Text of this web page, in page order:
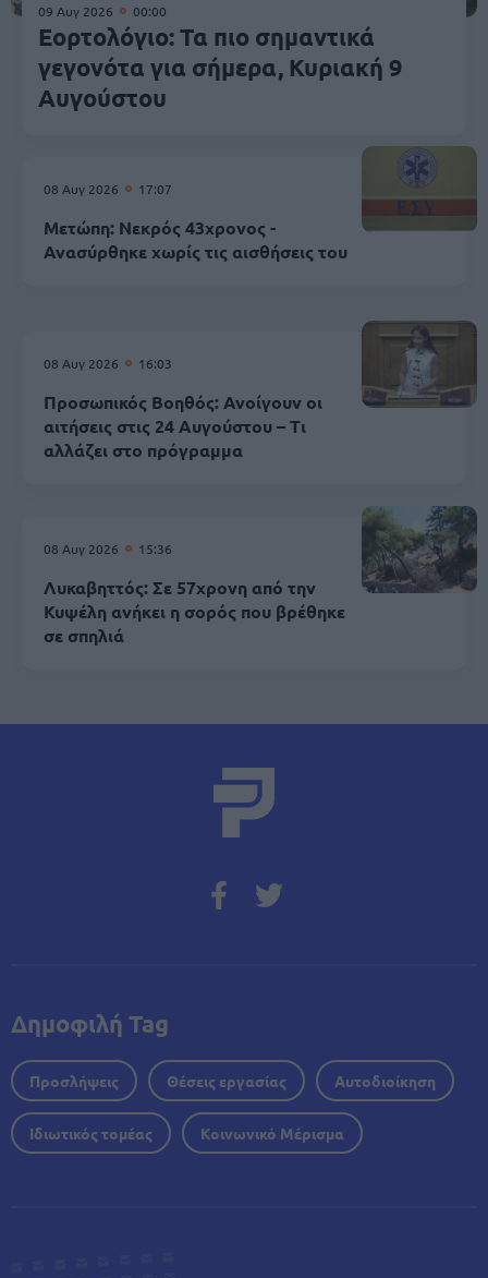
09 Αυγ 2026 00:00
Εορτολόγιο: Τα πιο σημαντικά
γεγονότα για σήμερα, Κυριακή 9
Αυγούστου
08 Αυγ 2026 17:07
Μετώπη: Νεκρός 43χρονος -
Ανασύρθηκε χωρίς τις αισθήσεις του
08 Αυγ 2026 16:03
Προσωπικός Βοηθός: Ανοίγουν οι
αιτήσεις στις 24 Αυγούστου – Τι
αλλάζει στο πρόγραμμα
08 Αυγ 2026 15:36
Λυκαβηττός: Σε 57χρονη από την
Κυψέλη ανήκει η σορός που βρέθηκε
σε σπηλιά
Δημοφιλή Tag
Προσλήψεις Θέσεις εργασίας Αυτοδιοίκηση
Ιδιωτικός τομέας Κοινωνικό Μέρισμα